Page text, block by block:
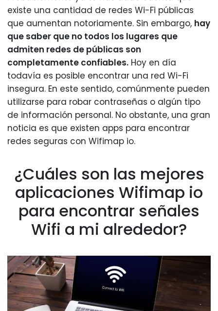
existe una cantidad de redes Wi-Fi públicas
que aumentan notoriamente. Sin embargo, hay
que saber que no todos los lugares que
admiten redes de públicas son
completamente confiables. Hoy en día
todavía es posible encontrar una red Wi-Fi
insegura. En este sentido, comúnmente pueden
utilizarse para robar contraseñas o algún tipo
de información personal. No obstante, una gran
noticia es que existen apps para encontrar
redes seguras con Wifimap io.
¿Cuáles son las mejores
aplicaciones Wifimap io
para encontrar señales
Wifi a mi alrededor?